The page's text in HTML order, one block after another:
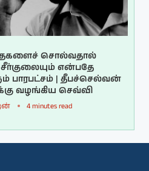
சொல்வதால்
என்பதே
பாரபட்சம் | தீபச்செல்வன்
வழங்கிய செவ்வி
4 minutes read